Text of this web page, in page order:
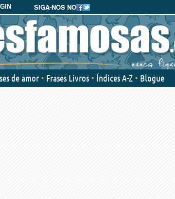
SIGA-NOS NO
de amor Frases Livros Índices A-Z Blogue